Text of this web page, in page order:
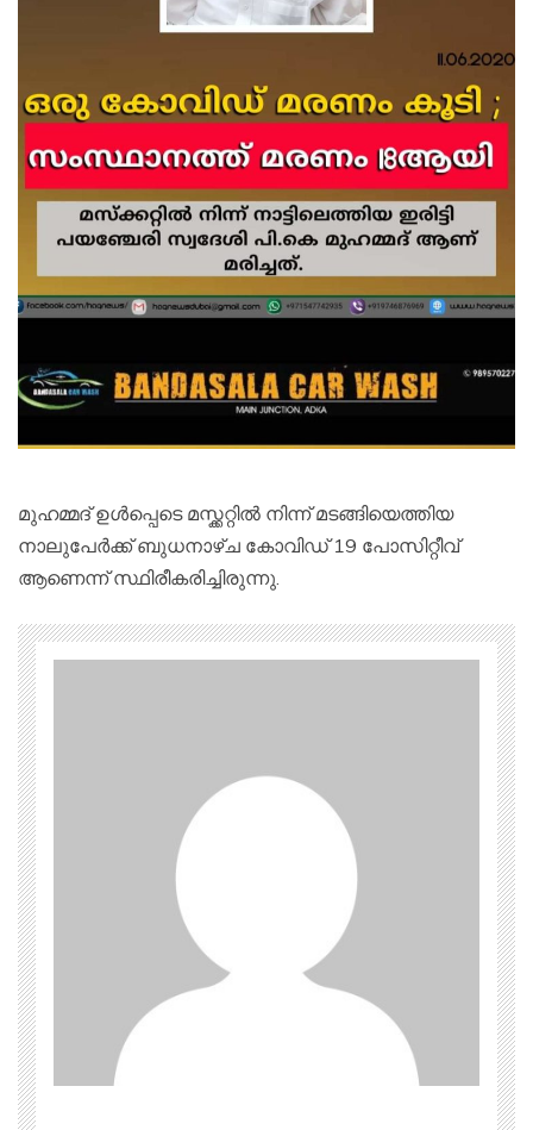
മുഹമ്മദ് ഉൾപ്പെടെ മസ്ക്കറ്റിൽ നിന്ന് മടങ്ങിയെത്തിയ
നാലുപേർക്ക് ബുധനാഴ്ച കോവിഡ് 19 പോസിറ്റീവ്
ആണെന്ന് സ്ഥിരീകരിച്ചിരുന്നു.